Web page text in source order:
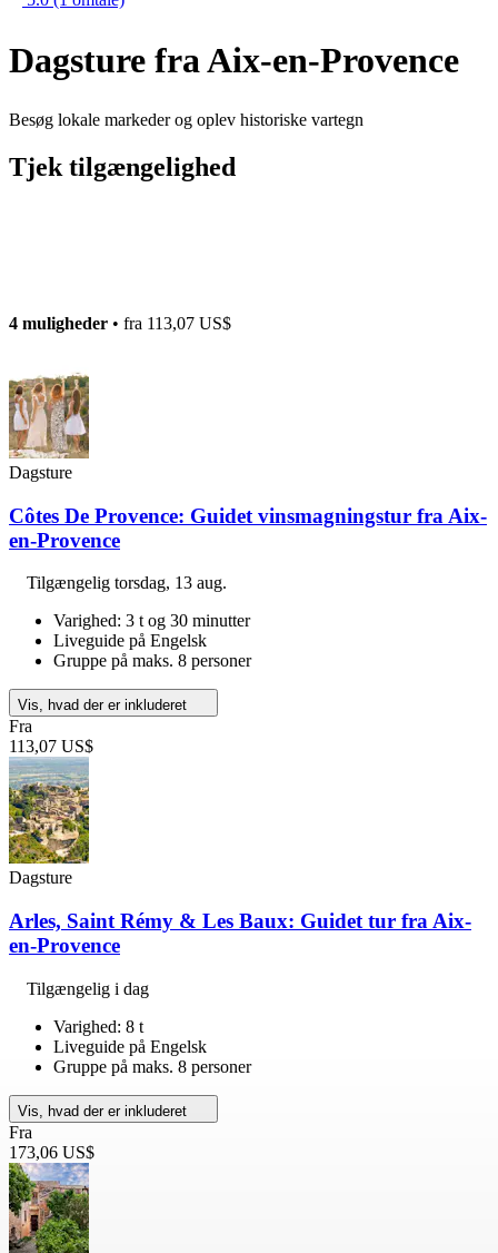
Dagsture fra Aix-en-Provence
Besøg lokale markeder og oplev historiske vartegn
Tjek tilgængelighed
4 muligheder • fra 113,07 US$
Dagsture
Côtes De Provence: Guidet vinsmagningstur fra Aix-
en-Provence
Tilgængelig torsdag, 13 aug.
Varighed: 3 t og 30 minutter
Liveguide på Engelsk
Gruppe på maks. 8 personer
Vis, hvad der er inkluderet
Fra
113,07 US$
Dagsture
Arles, Saint Rémy & Les Baux: Guidet tur fra Aix-
en-Provence
Tilgængelig i dag
Varighed: 8 t
Liveguide på Engelsk
Gruppe på maks. 8 personer
Vis, hvad der er inkluderet
Fra
173,06 US$